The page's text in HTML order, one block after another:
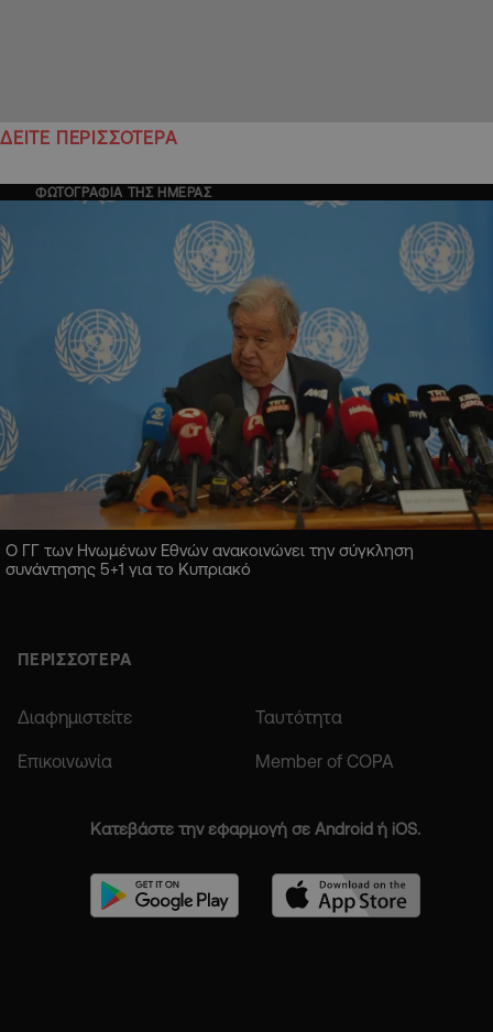
ΔΕΙΤΕ ΠΕΡΙΣΣΟΤΕΡΑ
ΦΩΤΟΓΡΑΦΙΑ ΤΗΣ ΗΜΕΡΑΣ
Ο ΓΓ των Ηνωμένων Εθνών ανακοινώνει την σύγκληση
συνάντησης 5+1 για το Κυπριακό
ΠΕΡΙΣΣΟΤΕΡΑ
Διαφημιστείτε Ταυτότητα
Επικοινωνία Member of COPA
Κατεβάστε την εφαρμογή σε Android ή iOS.